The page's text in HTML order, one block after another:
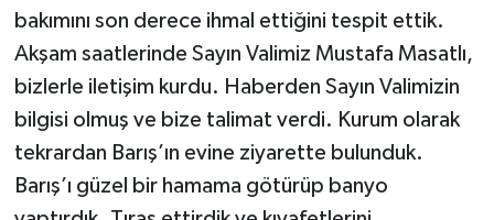
bakımını son derece ihmal ettiğini tespit ettik.
Akşam saatlerinde Sayın Valimiz Mustafa Masatlı,
bizlerle iletişim kurdu. Haberden Sayın Valimizin
bilgisi olmuş ve bize talimat verdi. Kurum olarak
tekrardan Barış’ın evine ziyarette bulunduk.
Barış’ı güzel bir hamama götürüp banyo